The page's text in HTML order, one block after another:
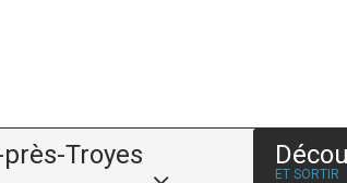
Troyes
ET SORTIR